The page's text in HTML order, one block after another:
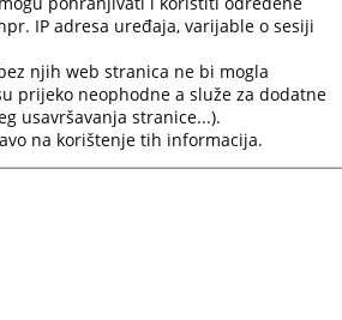
IP adresa uređaja, varijable o sesiji
njih web stranica ne bi mogla
prijeko neophodne a služe za dodatne
usavršavanja stranice...).
na korištenje tih informacija.